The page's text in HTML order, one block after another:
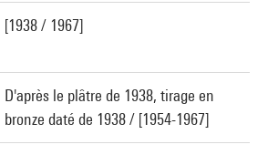
[1938 / 1967]
D'après le plâtre de 1938, tirage en
bronze daté de 1938 / [1954-1967]